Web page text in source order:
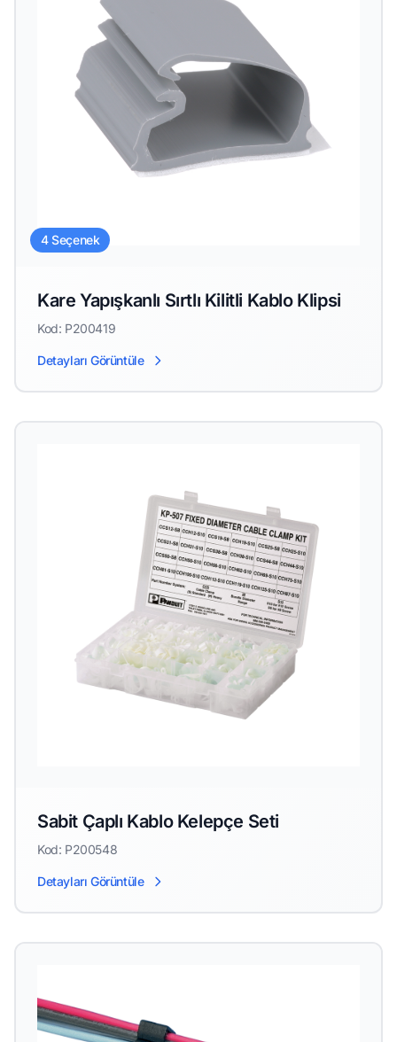
4 Seçenek
Kare Yapışkanlı Sırtlı Kilitli Kablo Klipsi
Kod: P200419
Detayları Görüntüle
Sabit Çaplı Kablo Kelepçe Seti
Kod: P200548
Detayları Görüntüle